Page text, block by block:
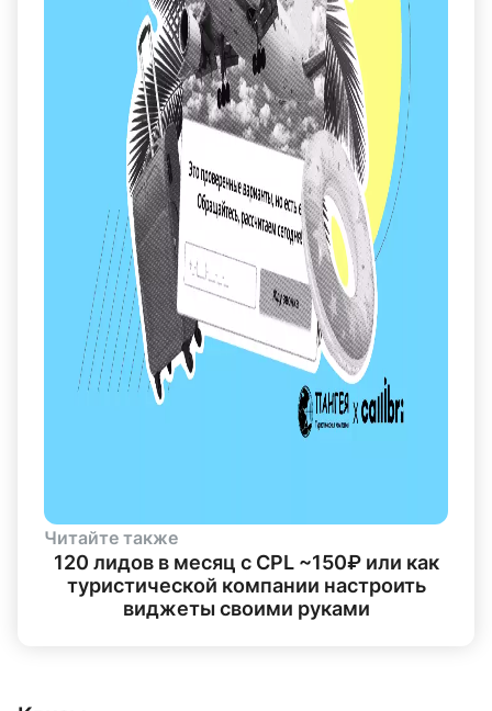
Читайте также
120 лидов в месяц с CPL ~150₽ или как
туристической компании настроить
виджеты своими руками